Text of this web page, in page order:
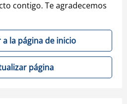
contigo. Te agradecemos
a la página de inicio
página